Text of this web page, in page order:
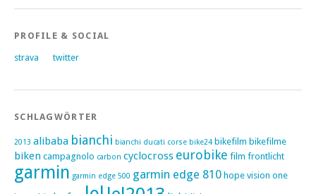
PROFILE & SOCIAL
strava twitter
SCHLAGWÖRTER
2013 alibaba bianchi bianchi ducati corse bike24 bikefilm bikefilme
biken campagnolo carbon cyclocross eurobike film frontlicht
garmin garmin edge 500 garmin edge 810 hope vision one